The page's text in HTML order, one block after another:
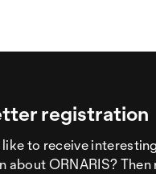
registration
to receive
about ORNARIS?